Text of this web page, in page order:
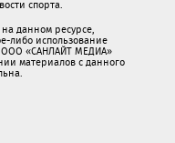
спорта.
данном ресурсе,
либо использование
ООО «САНЛАЙТ МЕДИА»
материалов с данного